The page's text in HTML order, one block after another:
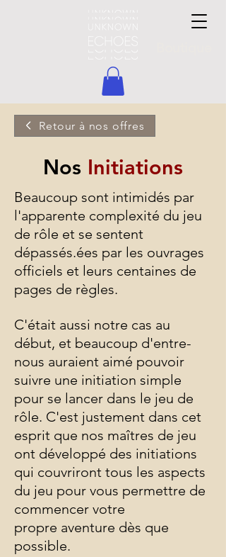
Retour à nos offres
Nos Initiations
Beaucoup sont intimidés par
l'apparente complexité du jeu
de rôle et se sentent
dépassés.ées par les ouvrages
officiels et leurs centaines de
pages de règles.
C'était aussi notre cas au
début, et beaucoup d'entre-
nous auraient aimé pouvoir
suivre une initiation simple
pour se lancer dans le jeu de
rôle. C'est justement dans cet
esprit que nos maîtres de jeu
ont développé des initiations
qui couvriront tous les aspects
du jeu pour vous permettre de
commencer votre
propre aventure dès que
possible.